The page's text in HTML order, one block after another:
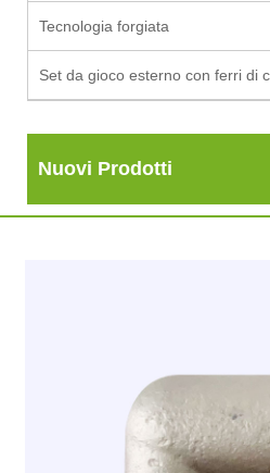
Tecnologia forgiata
Set da gioco esterno con ferri di
Nuovi Prodotti